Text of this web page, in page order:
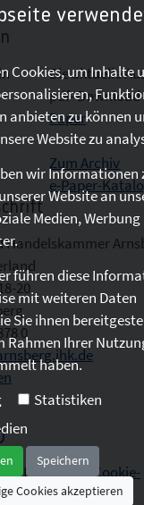
Die aktuelle
pdf- Download
Paper
Zum Archiv
e-Paper-
Handelskammer
20
0
Reserved. |Cookie-
Cookies, um Inhalte
anbieten zu können
Website zu
wir Informationen
Website an
Medien, Werbung
führen diese
mit weiteren Daten
Sie ihnen
Rahmen Ihrer
haben.
Statistiken
Speichern
Cookies akzeptieren